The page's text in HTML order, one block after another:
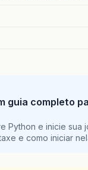
guia completo
Python e inicie sua
e como iniciar